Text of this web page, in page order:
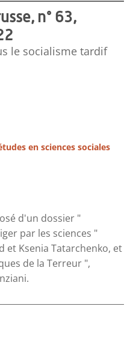
n° 63,
le socialisme tardif
en sciences sociales
d'un dossier "
par les sciences "
et Ksenia Tatarchenko, et
de la Terreur ",